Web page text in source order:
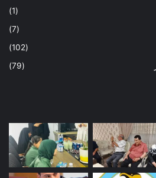
(1)
(7)
(102)
(79)